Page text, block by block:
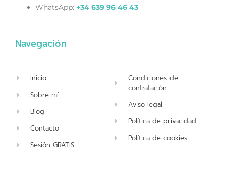
WhatsApp: +34 639 96 46 43
Navegación
Inicio
Sobre mí
Blog
Contacto
Sesión GRATIS
Condiciones de
contratación
Aviso legal
Política de privacidad
Política de cookies